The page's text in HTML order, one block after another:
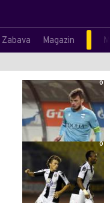
Zabava Magazin
0
0